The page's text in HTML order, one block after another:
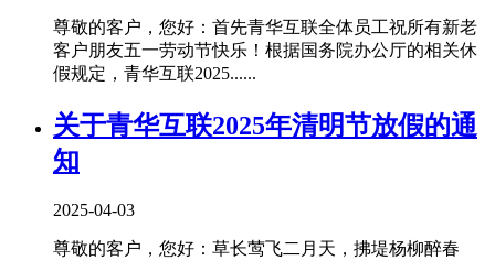
尊敬的客户，您好：首先青华互联全体员工祝所有新老
客户朋友五一劳动节快乐！根据国务院办公厅的相关休
假规定，青华互联2025......
关于青华互联2025年清明节放假的通
知
2025-04-03
尊敬的客户，您好：草长莺飞二月天，拂堤杨柳醉春